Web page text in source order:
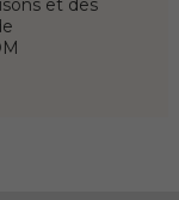
et des